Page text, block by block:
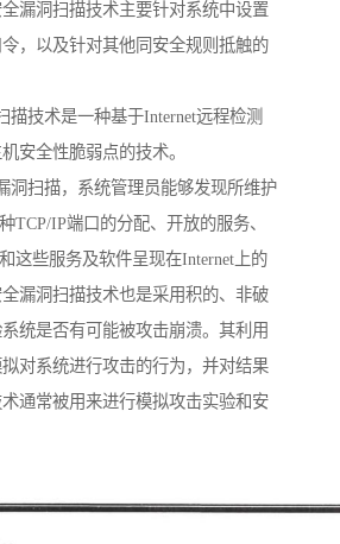
漏洞扫描技术主要针对系统中设置
，以及针对其他同安全规则抵触的
描技术是一种基于Internet远程检测
安全性脆弱点的技术。
洞扫描，系统管理员能够发现所维护
TCP/IP端口的分配、开放的服务、
这些服务及软件呈现在Internet上的
漏洞扫描技术也是采用积的、非破
统是否有可能被攻击崩溃。其利用
拟对系统进行攻击的行为，并对结果
通常被用来进行模拟攻击实验和安